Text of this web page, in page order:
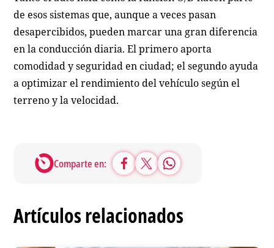
de esos sistemas que, aunque a veces pasan
desapercibidos, pueden marcar una gran diferencia
en la conducción diaria. El primero aporta
comodidad y seguridad en ciudad; el segundo ayuda
a optimizar el rendimiento del vehículo según el
terreno y la velocidad.
Comparte en:
Artículos relacionados